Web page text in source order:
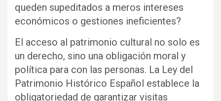
queden supeditados a meros intereses
económicos o gestiones ineficientes?
El acceso al patrimonio cultural no solo es
un derecho, sino una obligación moral y
política para con las personas. La Ley del
Patrimonio Histórico Español establece la
obligatoriedad de garantizar visitas